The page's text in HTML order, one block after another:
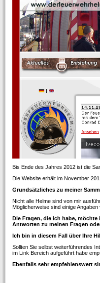
Bis Ende des Jahres 2012 ist die
Die Website erhält im November
Grundsätzliches zu meiner
Nicht alle Helme sind von mir
Möglicherweise sind einige
Die Fragen, die ich habe,
Antworten zu meinen Fragen
Ich bin in diesem Fall über Ihre
Sollten Sie selbst weiterführendes
im Link Bereich aufgeführt habe
Ebenfalls sehr empfehlenswert